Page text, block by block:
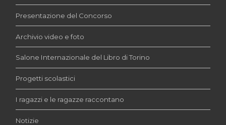
Presentazione del Concorso
Archivio video e foto
Salone Internazionale del Libro di Torino
Progetti scolastici
I ragazzi e le ragazze raccontano
Notizie